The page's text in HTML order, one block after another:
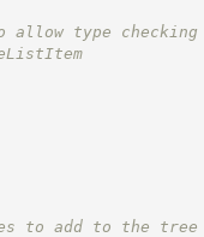
type checking
add to the tree